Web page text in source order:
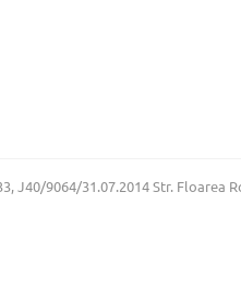
J40/9064/31.07.2014 Str. Floarea